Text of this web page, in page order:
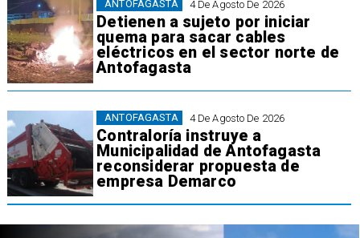
4 De Agosto De 2026
Detienen a sujeto por iniciar
quema para sacar cables
eléctricos en el sector norte de
Antofagasta
ANTOFAGASTA
4 De Agosto De 2026
Contraloría instruye a
Municipalidad de Antofagasta
reconsiderar propuesta de
empresa Demarco
ANTOFAGASTA